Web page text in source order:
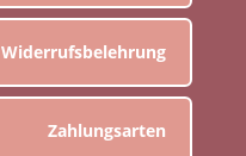
Widerrufsbelehrung
Zahlungsarten